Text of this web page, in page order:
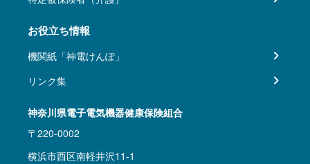
お役立ち情報
機関紙「神電けんぽ」
リンク集
神奈川県電子電気機器健康保険組合
〒220-0002
横浜市西区南軽井沢11-1